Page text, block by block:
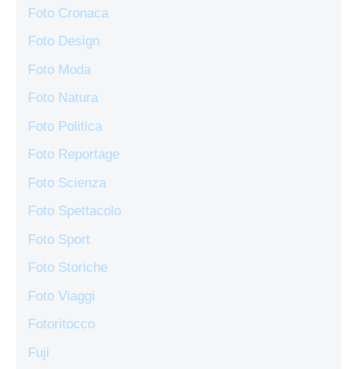
Foto Cronaca
Foto Design
Foto Moda
Foto Natura
Foto Politica
Foto Reportage
Foto Scienza
Foto Spettacolo
Foto Sport
Foto Storiche
Foto Viaggi
Fotoritocco
Fuji